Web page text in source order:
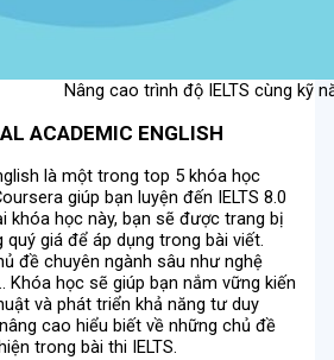
Nâng cao trình độ IELTS cùng kỹ
ACADEMIC ENGLISH
là một trong top 5 khóa học
giúp bạn luyện đến IELTS 8.0
khóa học này, bạn sẽ được trang bị
giá để áp dụng trong bài viết.
đề chuyên ngành sâu như nghệ
Khóa học sẽ giúp bạn nắm vững kiến
và phát triển khả năng tư duy
cao hiểu biết về những chủ đề
trong bài thi IELTS.